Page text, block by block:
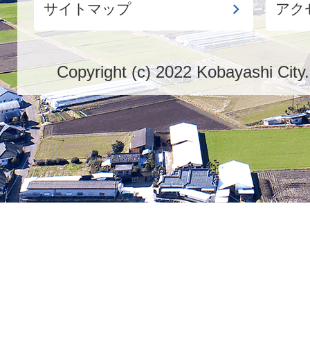
サイトマップ アク
Copyright (c) 2022 Kobayashi